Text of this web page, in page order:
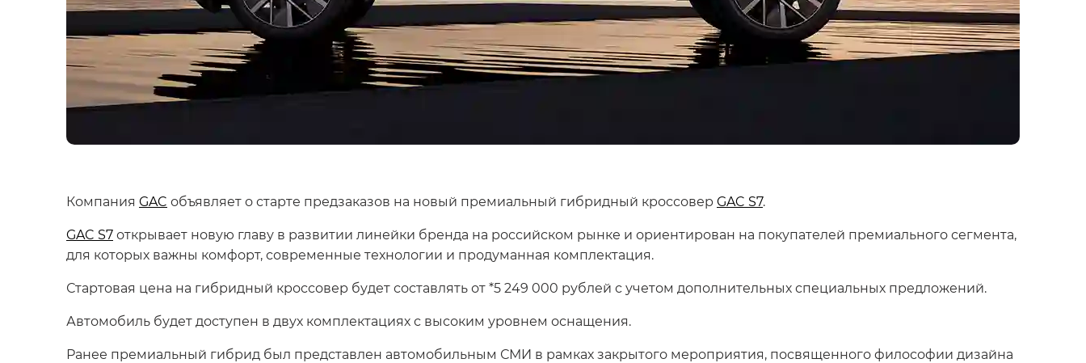
Компания GAC объявляет о старте предзаказов на новый премиальный гибридный кроссовер GAC S7.
GAC S7открывает новую главу в развитии линейки бренда на российском рынке и ориентирован на покупателей премиального сегмента,
для которых важны комфорт, современные технологии и продуманная комплектация.
Стартовая цена на гибридный кроссовер будет составлять от *5 249 000 рублей с учетом дополнительных специальных предложений.
Автомобиль будет доступен в двух комплектациях с высоким уровнем оснащения.
Ранее премиальный гибрид был представлен автомобильным СМИ в рамках закрытого мероприятия, посвященного философии дизайна